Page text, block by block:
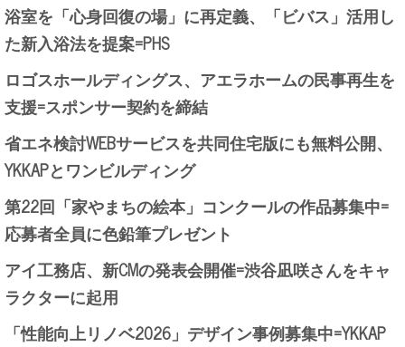
浴室を「心身回復の場」に再定義、「ビバス」活用し
た新入浴法を提案=PHS
ロゴスホールディングス、アエラホームの民事再生を
支援=スポンサー契約を締結
省エネ検討WEBサービスを共同住宅版にも無料公開、
YKKAPとワンビルディング
第22回「家やまちの絵本」コンクールの作品募集中=
応募者全員に色鉛筆プレゼント
アイ工務店、新CMの発表会開催=渋谷凪咲さんをキャ
ラクターに起用
「性能向上リノベ2026」デザイン事例募集中=YKKAP